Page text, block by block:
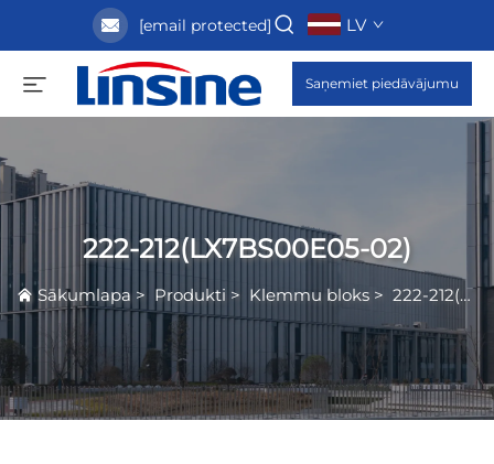
[email protected] LV
Saņemiet piedāvājumu
222-212(LX7BS00E05-02)
Sākumlapa > Produkti > Klemmu bloks > 222-212(LX7BS00E05-02)